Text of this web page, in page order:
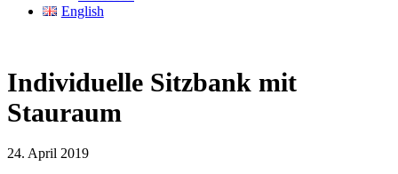
English
Individuelle Sitzbank mit
Stauraum
24. April 2019